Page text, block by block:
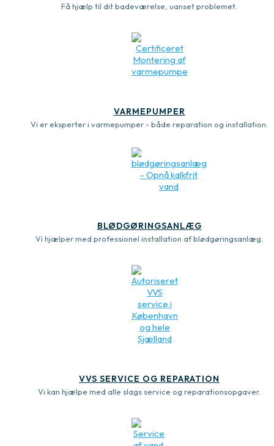
Få hjælp til dit badeværelse, uanset problemet.
VARMEPUMPER
Vi er eksperter i varmepumper - både reparation og installation.
BLØDGØRINGSANLÆG
Vi hjælper med professionel installation af blødgøringsanlæg.
VVS SERVICE OG REPARATION
Vi kan hjælpe med alle slags service og reparationsopgaver.